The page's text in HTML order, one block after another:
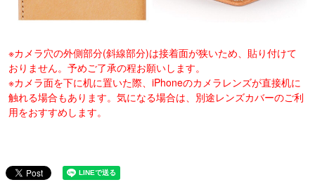
※カメラ穴の外側部分(斜線部分)は接着面が狭いため、貼り付けて
おりません。予めご了承の程お願いします。
※カメラ面を下に机に置いた際、iPhoneのカメラレンズが直接机に
触れる場合もあります。気になる場合は、別途レンズカバーのご利
用をおすすめします。